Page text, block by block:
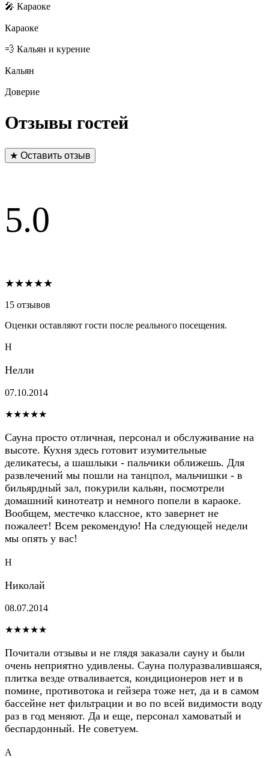
🎤 Караоке
Караоке
💨 Кальян и курение
Кальян
Доверие
Отзывы гостей
★ Оставить отзыв
5.0
★★★★★
15 отзывов
Оценки оставляют гости после реального посещения.
Н
Нелли
07.10.2014
★★★★★
Сауна просто отличная, персонал и обслуживание на
высоте. Кухня здесь готовит изумительные
деликатесы, а шашлыки - пальчики оближешь. Для
развлечений мы пошли на танцпол, мальчишки - в
бильярдный зал, покурили кальян, посмотрели
домашний кинотеатр и немного попели в караоке.
Вообщем, местечко классное, кто завернет не
пожалеет! Всем рекомендую! На следующей недели
мы опять у вас!
Н
Николай
08.07.2014
★★★★★
Почитали отзывы и не глядя заказали сауну и были
очень неприятно удивлены. Сауна полуразвалившаяся,
плитка везде отваливается, кондиционеров нет и в
помине, противотока и гейзера тоже нет, да и в самом
бассейне нет фильтрации и во по всей видимости воду
раз в год меняют. Да и еще, персонал хамоватый и
беспардонный. Не советуем.
А